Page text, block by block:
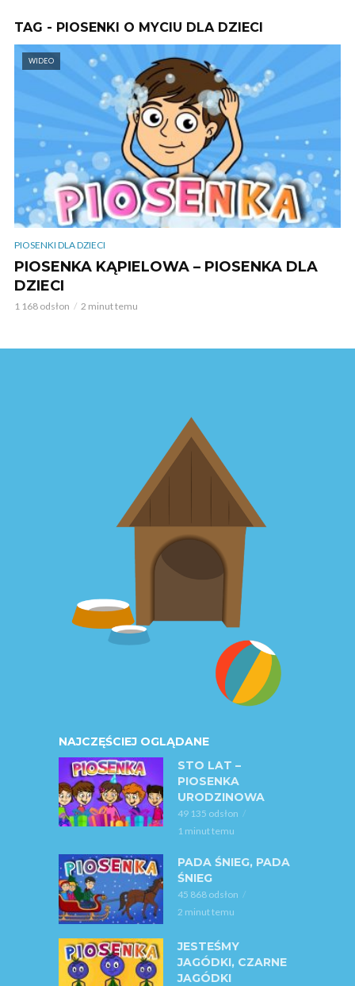
TAG - PIOSENKI O MYCIU DLA DZIECI
WIDEO
PIOSENKI DLA DZIECI
PIOSENKA KĄPIELOWA – PIOSENKA DLA
DZIECI
1 168 odsłon 2 minut temu
NAJCZĘŚCIEJ OGLĄDANE
STO LAT –
PIOSENKA
URODZINOWA
49 135 odsłon
1 minut temu
PADA ŚNIEG, PADA
ŚNIEG
45 868 odsłon
2 minut temu
JESTEŚMY
JAGÓDKI, CZARNE
JAGÓDKI